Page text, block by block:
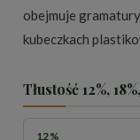
obejmuje
kubeczkach
Tłustość 12%,
12%